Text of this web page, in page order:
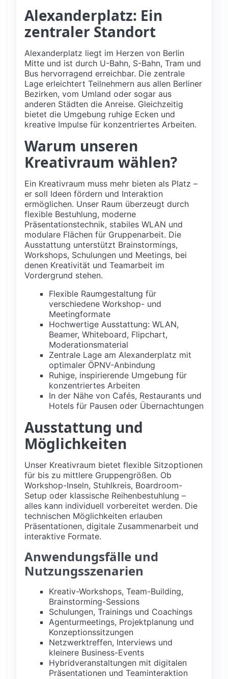
Alexanderplatz: Ein
zentraler Standort
Alexanderplatz liegt im Herzen von Berlin
Mitte und ist durch U-Bahn, S-Bahn, Tram und
Bus hervorragend erreichbar. Die zentrale
Lage erleichtert Teilnehmern aus allen Berliner
Bezirken, vom Umland oder sogar aus
anderen Städten die Anreise. Gleichzeitig
bietet die Umgebung ruhige Ecken und
kreative Impulse für konzentriertes Arbeiten.
Warum unseren
Kreativraum wählen?
Ein Kreativraum muss mehr bieten als Platz –
er soll Ideen fördern und Interaktion
ermöglichen. Unser Raum überzeugt durch
flexible Bestuhlung, moderne
Präsentationstechnik, stabiles WLAN und
modulare Flächen für Gruppenarbeit. Die
Ausstattung unterstützt Brainstormings,
Workshops, Schulungen und Meetings, bei
denen Kreativität und Teamarbeit im
Vordergrund stehen.
Flexible Raumgestaltung für
verschiedene Workshop- und
Meetingformate
Hochwertige Ausstattung: WLAN,
Beamer, Whiteboard, Flipchart,
Moderationsmaterial
Zentrale Lage am Alexanderplatz mit
optimaler ÖPNV-Anbindung
Ruhige, inspirierende Umgebung für
konzentriertes Arbeiten
In der Nähe von Cafés, Restaurants und
Hotels für Pausen oder Übernachtungen
Ausstattung und
Möglichkeiten
Unser Kreativraum bietet flexible Sitzoptionen
für bis zu mittlere Gruppengrößen. Ob
Workshop-Inseln, Stuhlkreis, Boardroom-
Setup oder klassische Reihenbestuhlung –
alles kann individuell vorbereitet werden. Die
technischen Möglichkeiten erlauben
Präsentationen, digitale Zusammenarbeit und
interaktive Formate.
Anwendungsfälle und
Nutzungsszenarien
Kreativ-Workshops, Team-Building,
Brainstorming-Sessions
Schulungen, Trainings und Coachings
Agenturmeetings, Projektplanung und
Konzeptionssitzungen
Netzwerktreffen, Interviews und
kleinere Business-Events
Hybridveranstaltungen mit digitalen
Präsentationen und Teaminteraktion